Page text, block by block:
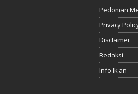
Pedoman
Privacy
Disclaimer
Redaksi
Info Iklan